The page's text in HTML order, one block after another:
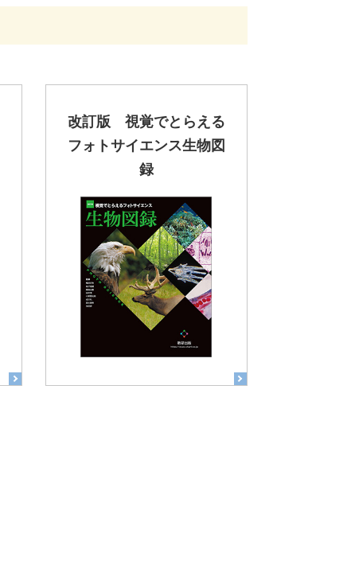
改訂版 視覚でとらえる
フォトサイエンス生物図
録